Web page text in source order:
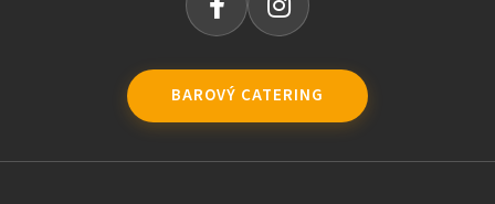
BAROVÝ CATERING